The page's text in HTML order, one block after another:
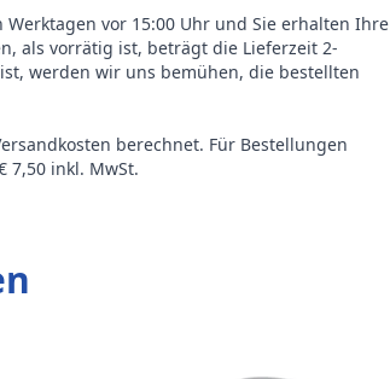
Werktagen vor 15:00 Uhr und Sie erhalten Ihre
als vorrätig ist, beträgt die Lieferzeit 2-
werden wir uns bemühen, die bestellten
berechnet. Für Bestellungen
7,50 inkl. MwSt.